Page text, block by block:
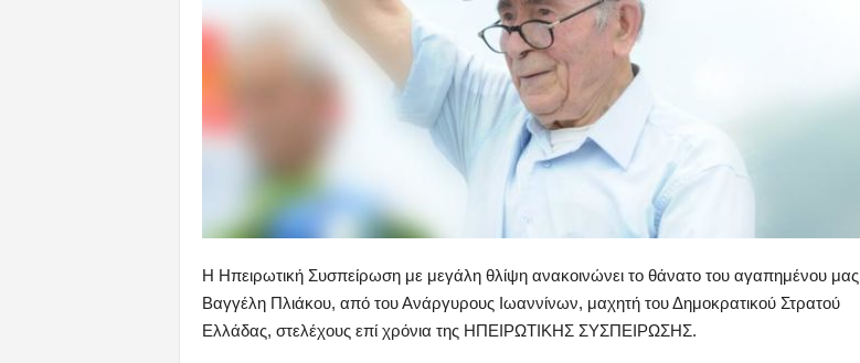
Η Ηπειρωτική Συσπείρωση με μεγάλη θλίψη ανακοινώνει το θάνατο του αγαπημένου μας
Βαγγέλη Πλιάκου, από του Ανάργυρους Ιωαννίνων, μαχητή του Δημοκρατικού Στρατού
Ελλάδας, στελέχους επί χρόνια της ΗΠΕΙΡΩΤΙΚΗΣ ΣΥΣΠΕΙΡΩΣΗΣ.